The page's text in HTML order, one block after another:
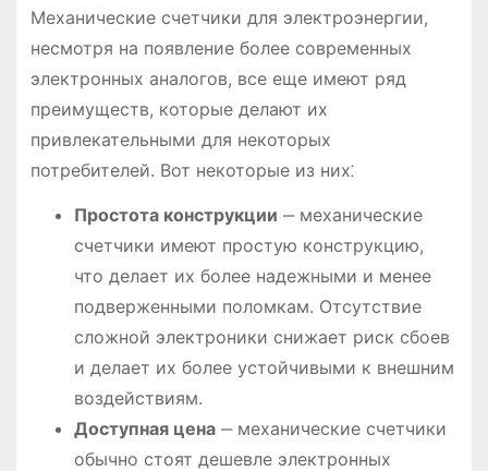
Механические счетчики для электроэнергии,
несмотря на появление более современных
электронных аналогов, все еще имеют ряд
преимуществ, которые делают их
привлекательными для некоторых
потребителей. Вот некоторые из них⁚
Простота конструкции ‒ механические
счетчики имеют простую конструкцию,
что делает их более надежными и менее
подверженными поломкам. Отсутствие
сложной электроники снижает риск сбоев
и делает их более устойчивыми к внешним
воздействиям.
Доступная цена‒ механические счетчики
обычно стоят дешевле электронных